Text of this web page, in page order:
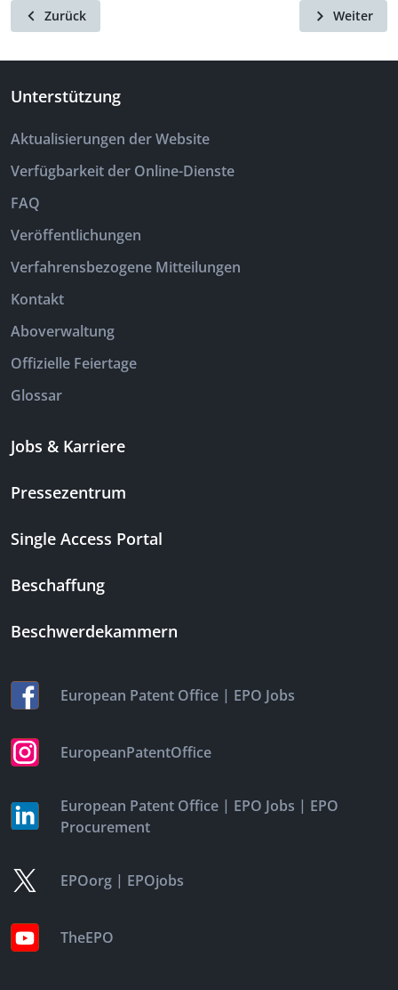
Zurück Weiter
Unterstützung
Aktualisierungen der Website
Verfügbarkeit der Online-Dienste
FAQ
Veröffentlichungen
Verfahrensbezogene Mitteilungen
Kontakt
Aboverwaltung
Offizielle Feiertage
Glossar
Jobs & Karriere
Pressezentrum
Single Access Portal
Beschaffung
Beschwerdekammern
European Patent Office | EPO Jobs
EuropeanPatentOffice
European Patent Office | EPO Jobs | EPO
Procurement
EPOorg | EPOjobs
TheEPO